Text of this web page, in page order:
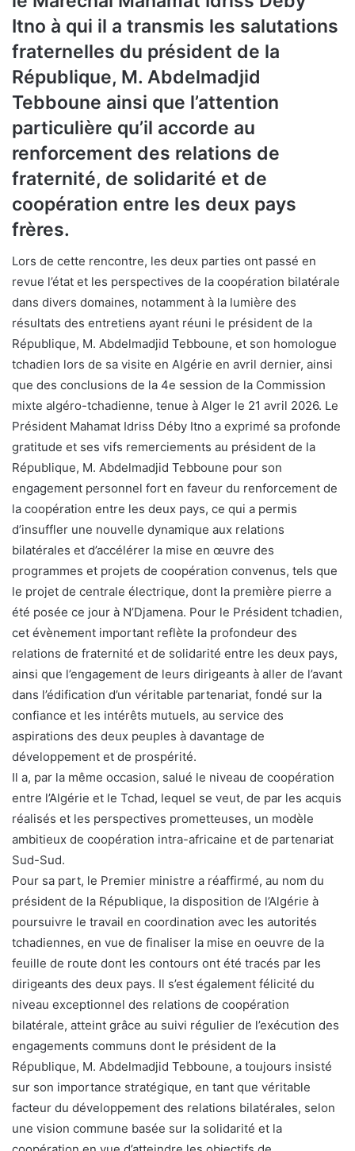
Itno à qui il a transmis les salutations
fraternelles du président de la
République, M. Abdelmadjid
Tebboune ainsi que l’attention
particulière qu’il accorde au
renforcement des relations de
fraternité, de solidarité et de
coopération entre les deux pays
frères.
Lors de cette rencontre, les deux parties ont passé en
revue l’état et les perspectives de la coopération bilatérale
dans divers domaines, notamment à la lumière des
résultats des entretiens ayant réuni le président de la
République, M. Abdelmadjid Tebboune, et son homologue
tchadien lors de sa visite en Algérie en avril dernier, ainsi
que des conclusions de la 4e session de la Commission
mixte algéro-tchadienne, tenue à Alger le 21 avril 2026. Le
Président Mahamat Idriss Déby Itno a exprimé sa profonde
gratitude et ses vifs remerciements au président de la
République, M. Abdelmadjid Tebboune pour son
engagement personnel fort en faveur du renforcement de
la coopération entre les deux pays, ce qui a permis
d’insuffler une nouvelle dynamique aux relations
bilatérales et d’accélérer la mise en œuvre des
programmes et projets de coopération convenus, tels que
le projet de centrale électrique, dont la première pierre a
été posée ce jour à N’Djamena. Pour le Président tchadien,
cet évènement important reflète la profondeur des
relations de fraternité et de solidarité entre les deux pays,
ainsi que l’engagement de leurs dirigeants à aller de l’avant
dans l’édification d’un véritable partenariat, fondé sur la
confiance et les intérêts mutuels, au service des
aspirations des deux peuples à davantage de
développement et de prospérité.
Il a, par la même occasion, salué le niveau de coopération
entre l’Algérie et le Tchad, lequel se veut, de par les acquis
réalisés et les perspectives prometteuses, un modèle
ambitieux de coopération intra-africaine et de partenariat
Sud-Sud.
Pour sa part, le Premier ministre a réaffirmé, au nom du
président de la République, la disposition de l’Algérie à
poursuivre le travail en coordination avec les autorités
tchadiennes, en vue de finaliser la mise en oeuvre de la
feuille de route dont les contours ont été tracés par les
dirigeants des deux pays. Il s’est également félicité du
niveau exceptionnel des relations de coopération
bilatérale, atteint grâce au suivi régulier de l’exécution des
engagements communs dont le président de la
République, M. Abdelmadjid Tebboune, a toujours insisté
sur son importance stratégique, en tant que véritable
facteur du développement des relations bilatérales, selon
une vision commune basée sur la solidarité et la